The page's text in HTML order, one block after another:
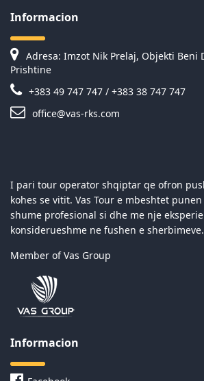
Informacion
Adresa: Imzot Nik Prelaj, Objekti Beni
Prishtine
+383 49 747 747 / +383 38 747 747
office@vas-rks.com
I pari tour operator shqiptar qe ofron
kohes se vitit. Vas Tour e mbeshtet
shume profesional si dhe me nje
konsiderueshme ne fushen e sherbimeve.
Member of Vas Group
Informacion